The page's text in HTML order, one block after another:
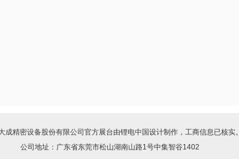
成精密设备股份有限公司 官方展台由锂电中国设计制作，工商信息已核实。
公司地址：广东省东莞市松山湖南山路1号中集智谷1402